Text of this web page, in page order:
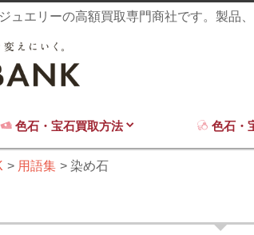
ュエリーの高額買取専門商社です。製品
色石・宝石買取方法 色石・
用語集 染め石